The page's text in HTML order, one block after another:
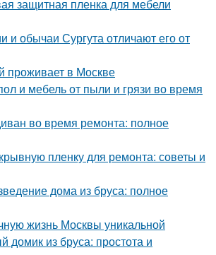
защитная пленка для мебели
и обычаи Сургута отличают его от
проживает в Москве
и мебель от пыли и грязи во время
во время ремонта: полное
пленку для ремонта: советы и
дома из бруса: полное
жизнь Москвы уникальной
домик из бруса: простота и